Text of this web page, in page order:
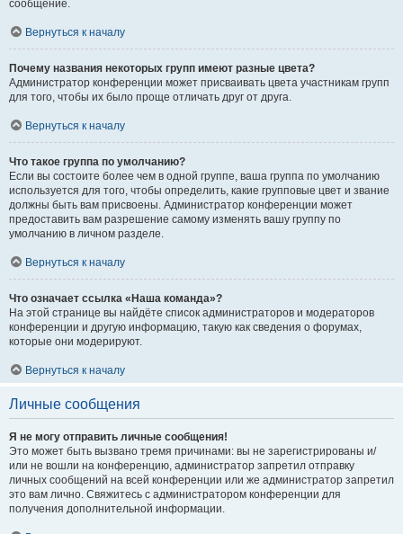
сообщение.
Вернуться к началу
Почему названия некоторых групп имеют разные цвета?
Администратор конференции может присваивать цвета участникам групп
для того, чтобы их было проще отличать друг от друга.
Вернуться к началу
Что такое группа по умолчанию?
Если вы состоите более чем в одной группе, ваша группа по умолчанию
используется для того, чтобы определить, какие групповые цвет и звание
должны быть вам присвоены. Администратор конференции может
предоставить вам разрешение самому изменять вашу группу по
умолчанию в личном разделе.
Вернуться к началу
Что означает ссылка «Наша команда»?
На этой странице вы найдёте список администраторов и модераторов
конференции и другую информацию, такую как сведения о форумах,
которые они модерируют.
Вернуться к началу
Личные сообщения
Я не могу отправить личные сообщения!
Это может быть вызвано тремя причинами: вы не зарегистрированы и/
или не вошли на конференцию, администратор запретил отправку
личных сообщений на всей конференции или же администратор запретил
это вам лично. Свяжитесь с администратором конференции для
получения дополнительной информации.